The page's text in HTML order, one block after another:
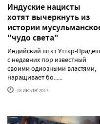
Индуские нацисты
хотят вычеркнуть из
истории
"чудо света"
Индийский штат Уттар-Прадеш,
с недавних пор известный
своими одиозными властями,
наращивает бо......
18 ИЮЛЯ'2017